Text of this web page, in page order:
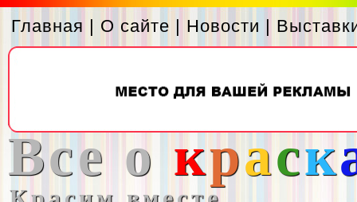
Главная | О сайте | Новости |
Все о краск